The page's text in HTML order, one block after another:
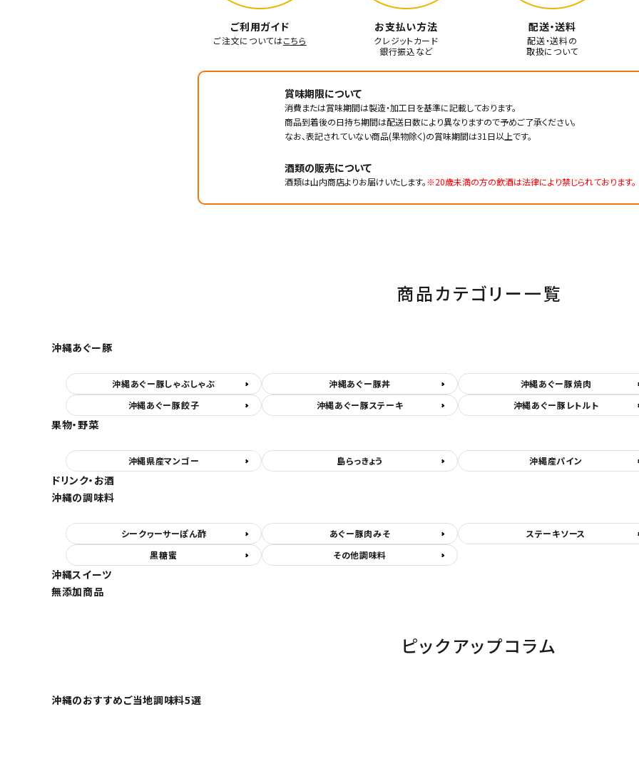
ご利用ガイド
ご注文についてはこちら
お支払い方法
クレジットカード
銀行振込など
配送・送料
配送・送料の
取扱について
賞味期限について
消費または賞味期間は製造・加工日を基準に記載しております。
商品到着後の日持ち期間は配送日数により異なりますので予めご了承ください。
なお、表記されていない商品(果物除く)の賞味期間は31日以上です。
酒類の販売について
酒類は山内商店よりお届けいたします。※20歳未満の方の飲酒は法律により禁じられております。
商品カテゴリー一覧
沖縄あぐー豚
沖縄あぐー豚しゃぶしゃぶ 沖縄あぐー豚丼 沖縄あぐー豚焼肉
沖縄あぐー豚餃子
沖縄あぐー豚ステーキ 沖縄あぐー豚レトルト
果物・野菜
沖縄県産マンゴー 島らっきょう 沖縄産パイン
ドリンク・お酒
沖縄の調味料
シークヮーサーぽん酢 あぐー豚肉みそ ステーキソース
黒糖蜜
その他調味料
沖縄スイーツ
無添加商品
ピックアップコラム
沖縄のおすすめご当地調味料5選